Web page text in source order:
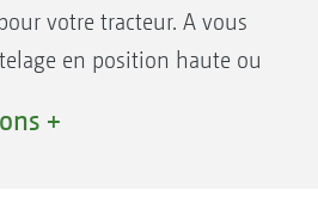
votre tracteur. A vous
en position haute ou
d'attelage K 80.
+